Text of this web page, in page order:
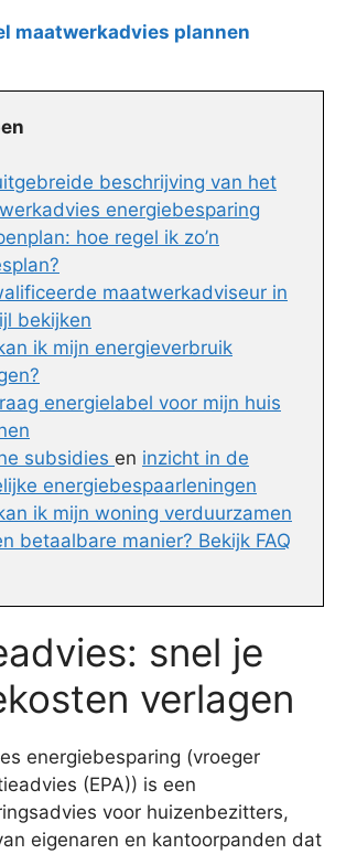
maatwerkadvies plannen
beschrijving van het
energiebesparing
hoe regel ik zo’n
maatwerkadviseur in
bekijken
ik mijn energieverbruik
energielabel voor mijn huis
subsidies en inzicht in de
energiebespaarleningen
ik mijn woning verduurzamen
betaalbare manier? Bekijk FAQ
snel je
verlagen
energiebesparing (vroeger
(EPA)) is een
voor huizenbezitters,
eigenaren en kantoorpanden dat